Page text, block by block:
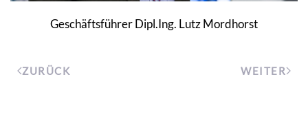
Geschäftsführer Dipl.Ing. Lutz Mordhorst
ZURÜCK WEITER